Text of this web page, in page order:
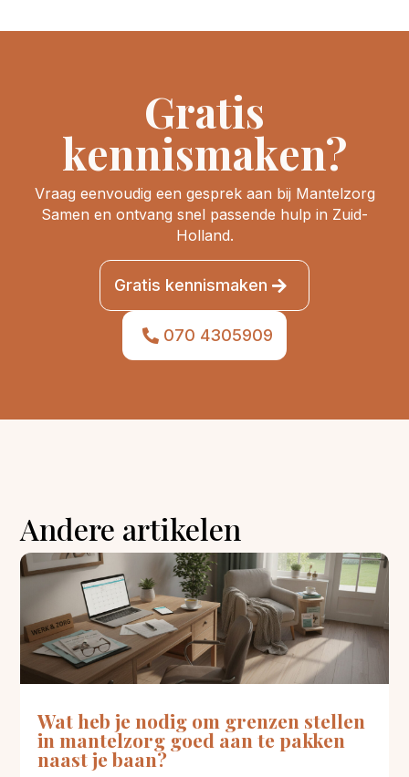
Gratis
kennismaken?
Vraag eenvoudig een gesprek aan bij Mantelzorg
Samen en ontvang snel passende hulp in Zuid-
Holland.
Gratis kennismaken
070 4305909
Andere artikelen
Wat heb je nodig om grenzen stellen
in mantelzorg goed aan te pakken
naast je baan?